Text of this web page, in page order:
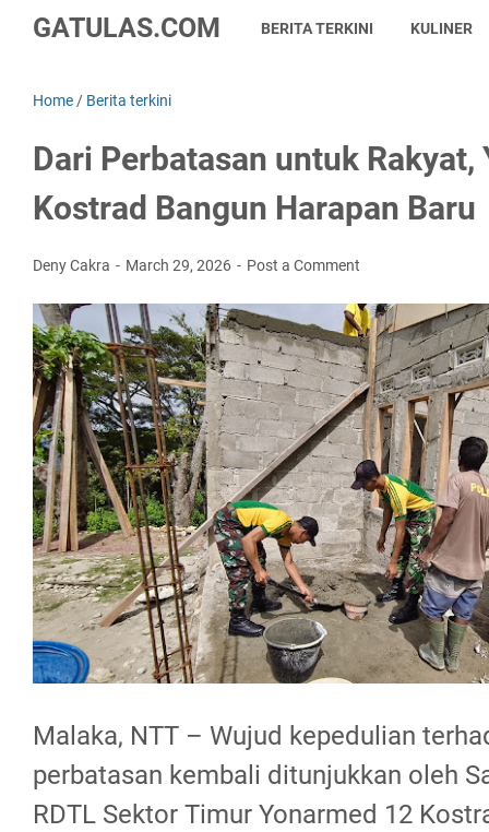
GATULAS.COM BERITA TERKINI KULINER
Home / Berita terkini
Dari Perbatasan untuk Rakyat,
Kostrad Bangun Harapan Baru
Deny Cakra March 29, 2026 Post a Comment
Malaka, NTT – Wujud kepedulian
perbatasan kembali ditunjukkan oleh
RDTL Sektor Timur Yonarmed 12